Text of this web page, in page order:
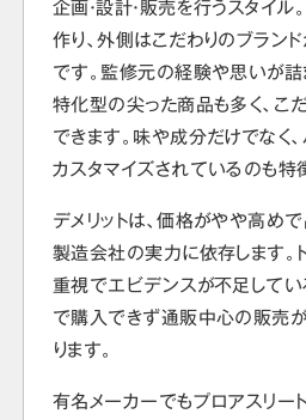
企画・設計・販売を行うスタイ
作り、外側はこだわりのブラン
です。監修元の経験や思いが
特化型の尖った商品も多く、こ
できます。味や成分だけでなく
カスタマイズされているのも特
デメリットは、価格がやや高め
製造会社の実力に依存します。
重視でエビデンスが不足してい
で購入できず通販中心の販売
ります。
有名メーカーでもプロアスリー